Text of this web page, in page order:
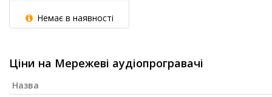
Немає в наявності
Ціни на Мережеві аудіопрогравачі
Назва